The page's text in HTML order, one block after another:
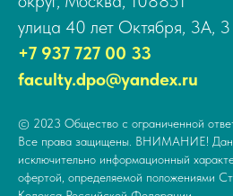
улица 40 лет Октября, 3А,
+7 937 727 00 33
faculty.dpo@yandex.ru
© 2023 Общество с ограниченной
Все права защищены. ВНИМАНИЕ!
исключительно информационный
офертой, определяемой положениями